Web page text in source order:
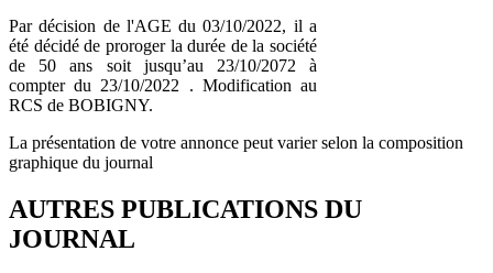
Par décision de l'AGE du 03/10/2022, il a
été décidé de proroger la durée de la société
de 50 ans soit jusqu’au 23/10/2072 à
compter du 23/10/2022 . Modification au
RCS de BOBIGNY.
La présentation de votre annonce peut varier selon la composition
graphique du journal
AUTRES PUBLICATIONS DU
JOURNAL